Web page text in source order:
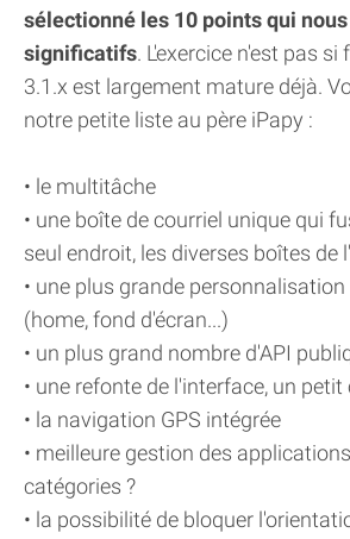
sélectionné les 10 points qui
significatifs. L'exercice n'est pas si
3.1.x est largement mature déjà.
notre petite liste au père iPapy :
• le multitâche
• une boîte de courriel unique qui
seul endroit, les diverses boîtes de
• une plus grande
(home, fond d'écran...)
• un plus grand nombre d'API
• une refonte de l'interface, un
• la navigation GPS intégrée
• meilleure gestion des
catégories ?
• la possibilité de bloquer